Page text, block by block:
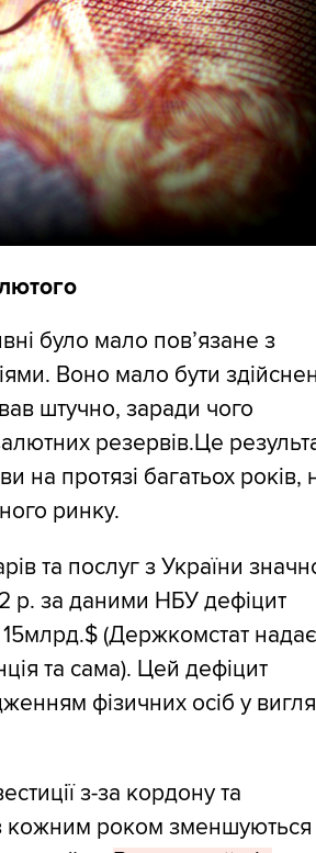
було мало пов’язане з
Воно мало бути
штучно, заради чого
резервів.Це
на протязі багатьох років,
ринку.
та послуг з України
р. за даними НБУ дефіцит
(Держкомстат надає
та сама). Цей дефіцит
фізичних осіб у
з-за кордону та
з кожним роком зменшуються